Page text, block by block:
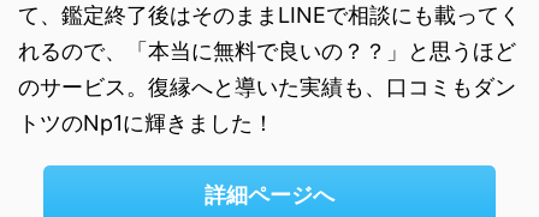
て、鑑定終了後はそのままLINEで相談にも載ってく
れるので、「本当に無料で良いの？？」と思うほど
のサービス。復縁へと導いた実績も、口コミもダン
トツのNp1に輝きました！
詳細ページへ